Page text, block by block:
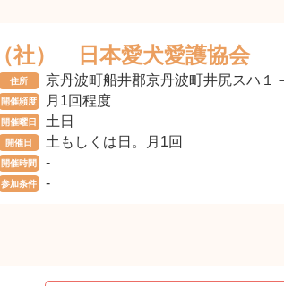
（社） 日本愛犬愛護協会
住所 京丹波町船井郡京丹波町井尻スハ１
開催頻度 月1回程度
開催曜日 土日
開催日 土もしくは日。月1回
開催時間 -
参加条件 -